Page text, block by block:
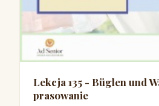
Lekcja 135 - Büglen und
prasowanie